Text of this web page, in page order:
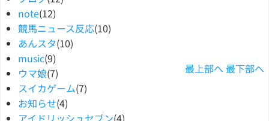
note(12)
競馬ニュース反応(10)
あんスタ(10)
music(9)
ウマ娘(7)
スイカゲーム(7)
お知らせ(4)
アイドリッシュセブン(4)
最上部へ 最下部へ